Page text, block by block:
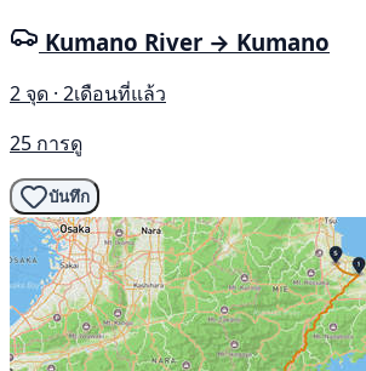
Kumano River → Kumano
2 จุด · 2เดือนที่แล้ว
25 การดู
บันทึก